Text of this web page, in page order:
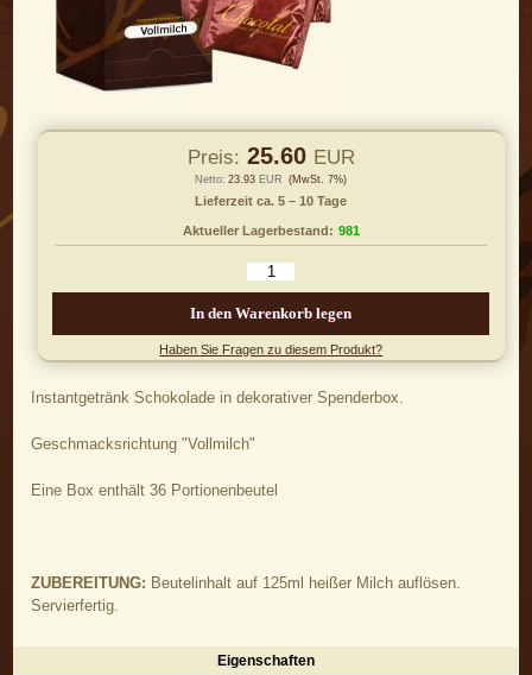
Preis: 25.60 EUR
Netto: 23.93 EUR (MwSt. 7%)
Lieferzeit ca. 5 – 10 Tage
Aktueller Lagerbestand: 981
Haben Sie Fragen zu diesem Produkt?
Instantgetränk Schokolade in dekorativer Spenderbox.
Geschmacksrichtung "Vollmilch"
Eine Box enthält 36 Portionenbeutel
ZUBEREITUNG: Beutelinhalt auf 125ml heißer Milch auflösen.
Servierfertig.
Eigenschaften